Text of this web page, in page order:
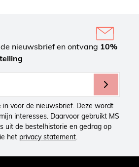
nieuwsbrief en ontvang 10%
in voor de nieuwsbrief. Deze wordt
interesses. Daarvoor gebruikt MS
uit de bestelhistorie en gedrag op
het privacy statement.